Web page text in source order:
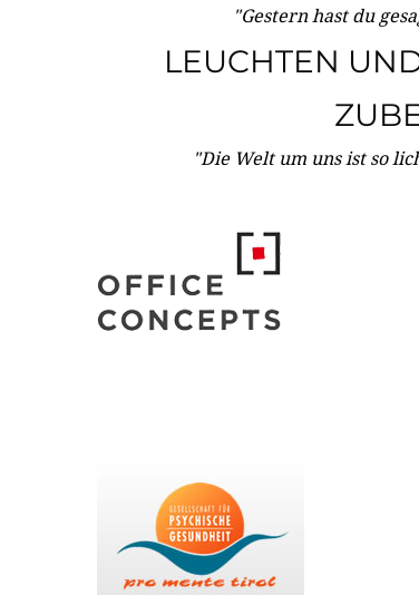
"Gestern hast du
LEUCHTEN
"Die Welt um uns ist so